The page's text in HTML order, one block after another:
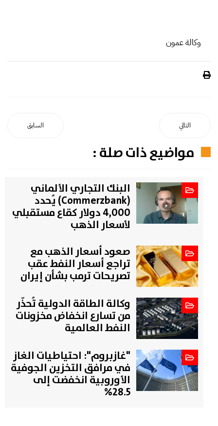
وكالة عمون
السابق التالي
مواضيع ذات صلة :
البنك التجاري الألماني
(Commerzbank) يُحدد
4,000 دولار كقاع مستقبلي
لأسعار الذهب
صعود أسعار الذهب مع
تراجع أسعار النفط عقب
تصريحات ترمب بشأن إيران
وكالة الطاقة الدولية تُحذّر
من تسارع انخفاض مخزونات
النفط العالمية
"غازبروم": احتياطيات الغاز
في مرافق التخزين الجوفية
الأوروبية انخفضت إلى
28.5%